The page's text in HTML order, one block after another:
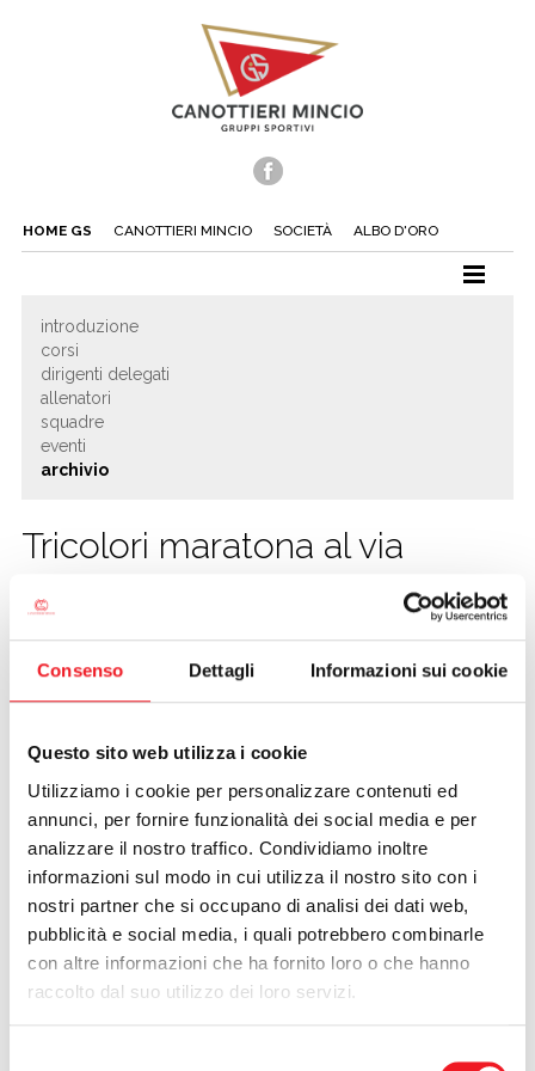
Consenso Dettagli Informazioni sui cookie
Questo sito web utilizza i cookie
Utilizziamo i cookie per personalizzare contenuti ed
annunci, per fornire funzionalità dei social media e per
analizzare il nostro traffico. Condividiamo inoltre
informazioni sul modo in cui utilizza il nostro sito con i
nostri partner che si occupano di analisi dei dati web,
pubblicità e social media, i quali potrebbero combinarle
con altre informazioni che ha fornito loro o che hanno
raccolto dal suo utilizzo dei loro servizi.
HOME GS CANOTTIERI MINCIO SOCIETÀ ALBO D'ORO
CANOA
TUFFI
NUOTO
TENNIS
CALCIO
introduzione
corsi
dirigenti delegati
allenatori
squadre
eventi
archivio
Tricolori maratona al via
15/03/2013
La Canottieri Mincio è pronta ad un weekend a tinte tricolori. Sul
bacino del Lago Superiore di Mantova andranno in scena i
contatto con le Federazioni Sportive – spiega il presidente
nazionale e internazionale. Nei prossimi mesi, dopo questo
primo appuntamento che riguarda la canoa, avremo il
campionato italiano di canottaggio a maggio e il Futures di
tennis a luglio. I grandi eventi sono preziosi per avvicinare i più
giovani e conquistare le loro simpatie. Regalano alla nostra
Società il prestigio che merita e ci permettono anche di
guadagnare la fiducia di nuovi partners, come Vicentini Auto,
che crede nelle potenzialità di Canottieri Mincio. Del resto il
Sabato alle ore 12, sempre in sede, la conferenza stampa a cui